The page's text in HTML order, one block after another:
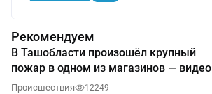
Рекомендуем
В Ташобласти произошёл крупный
пожар в одном из магазинов — видео
Происшествия 12249